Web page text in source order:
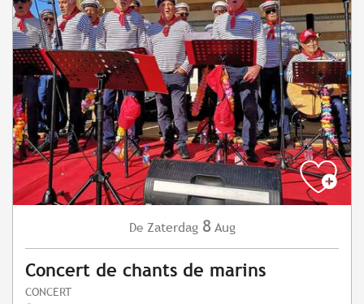
De Zaterdag 8 Aug
Concert de chants de marins
CONCERT